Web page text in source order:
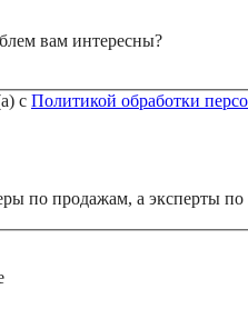
вам интересны?
с Политикой обработки
по продажам, а эксперты